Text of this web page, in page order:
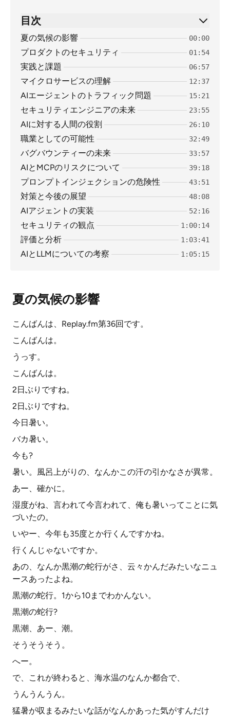
目次
夏の気候の影響 00:00
プロダクトのセキュリティ 01:54
実践と課題 06:57
マイクロサービスの理解 12:37
AIエージェントのトラフィック問題 15:21
セキュリティエンジニアの未来 23:55
AIに対する人間の役割 26:10
職業としての可能性 32:49
バグバウンティーの未来 33:57
AIとMCPのリスクについて 39:18
プロンプトインジェクションの危険性 43:51
対策と今後の展望 48:08
AIアジェントの実装 52:16
セキュリティの観点 1:00:14
評価と分析 1:03:41
AIとLLMについての考察 1:05:15
夏の気候の影響
こんばんは、Replay.fm第36回です。
こんばんは。
うっす。
こんばんは。
2日ぶりですね。
2日ぶりですね。
今日暑い。
バカ暑い。
今も?
暑い。風呂上がりの、なんかこの汗の引かなさが異常。
あー、確かに。
湿度がね、言われて今言われて、俺も暑いってことに気
づいたの。
いやー、今年も35度とか行くんですかね。
行くんじゃないですか。
あの、なんか黒潮の蛇行がさ、云々かんだみたいなニュ
ースあったよね。
黒潮の蛇行。1から10までわかんない。
黒潮の蛇行?
黒潮、あー、潮。
そうそうそう。
へー。
で、これが終わると、海水温のなんか都合で、
うんうんうん。
猛暑が収まるみたいな話がなんかあった気がすんだけ